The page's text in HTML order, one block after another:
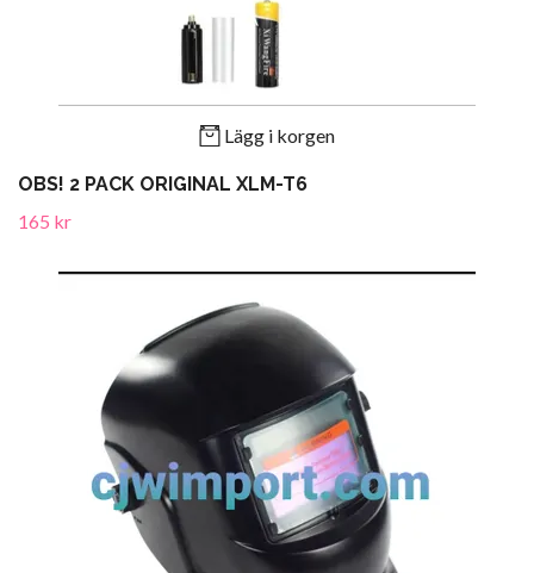
Lägg i korgen
OBS! 2 PACK ORIGINAL XLM-T6
165 kr